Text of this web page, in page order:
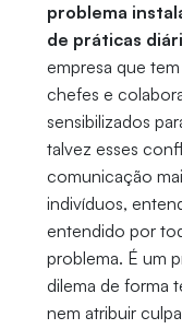
problema
de práticas
empresa que
chefes e
sensibilizados
talvez esses
comunicação
indivíduos,
entendido por
problema. É um
dilema de forma
nem atribuir